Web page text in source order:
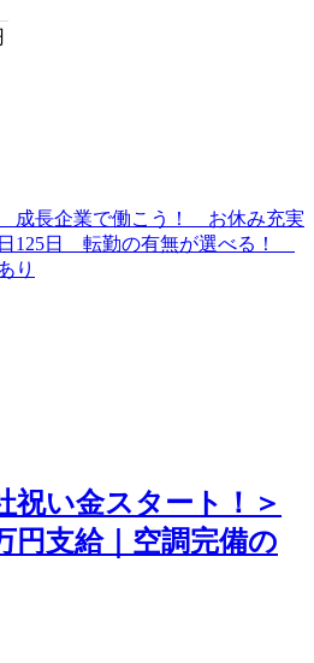
祝い金スタート！＞
円支給｜空調完備の